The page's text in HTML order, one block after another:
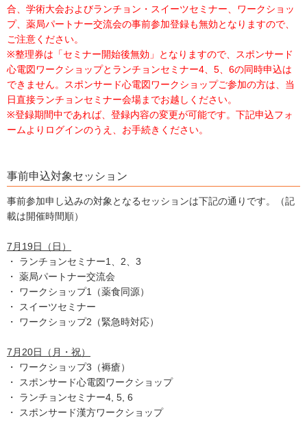
合、学術大会およびランチョン・スイーツセミナー、ワークショッ
プ、薬局パートナー交流会の事前参加登録も無効となりますので、
ご注意ください。
※整理券は「セミナー開始後無効」となりますので、スポンサード
心電図ワークショップとランチョンセミナー4、5、6の同時申込は
できません。スポンサード心電図ワークショップご参加の方は、当
日直接ランチョンセミナー会場までお越しください。
※登録期間中であれば、登録内容の変更が可能です。下記申込フォ
ームよりログインのうえ、お手続きください。
事前申込対象セッション
事前参加申し込みの対象となるセッションは下記の通りです。（記
載は開催時間順）
7月19日（日）
・ ランチョンセミナー1、2、3
・ 薬局パートナー交流会
・ ワークショップ1（薬食同源）
・ スイーツセミナー
・ ワークショップ2（緊急時対応）
7月20日（月・祝）
・ ワークショップ3（褥瘡）
・ スポンサード心電図ワークショップ
・ ランチョンセミナー4, 5, 6
・ スポンサード漢方ワークショップ